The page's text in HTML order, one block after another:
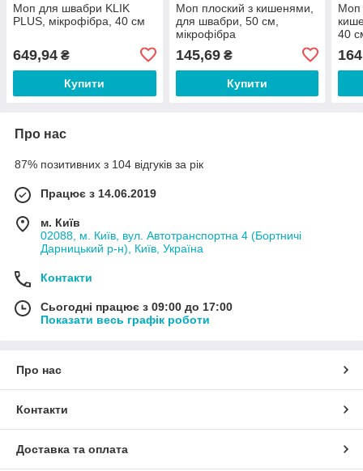
Моп для швабри KLIK
PLUS, мікрофібра, 40 см
649,94 ₴
Купити
Моп плоский з кишенями,
для швабри, 50 см,
мікрофібра
145,69₴
Купити
Моп
40
Про нас
87% позитивних з 104 відгуків за рік
Працює з 14.06.2019
м. Київ
02088, м. Київ, вул. Автотранспортна 4 (Бортничі
Дарницький р-н), Київ, Україна
Контакти
Сьогодні працює з 09:00 до 17:00
Показати весь графік роботи
Про нас
Контакти
Доставка та оплата